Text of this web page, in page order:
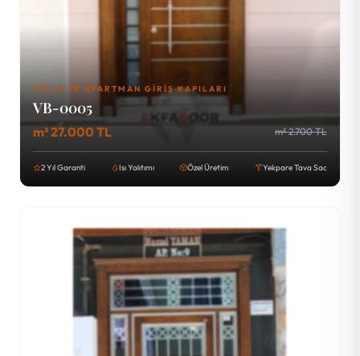
VILLA VE APARTMAN GIRIŞ KAPILARI
VB-0005
m² 27.000 TL m² 2.700 TL
2 Yıl Garanti Isı Yalıtımı Özel Üretim Yekpare Tava Sac